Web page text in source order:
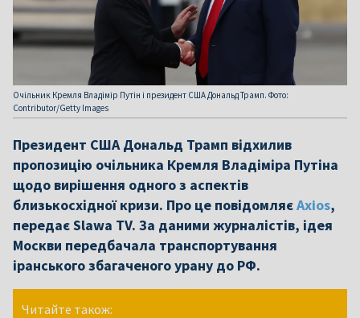
Очільник Кремля Владімір Путін і президент США Дональд Трамп. Фото:
Contributor/Getty Images
Президент США Дональд Трамп відхилив
пропозицію очільника Кремля Владімірa Путінa
щодо вирішення одного з аспектів
близькосхідної кризи. Про це повідомляєAxios,
передає Slawa TV. За даними журналістів, ідея
Москви передбачала транспортування
іранського збагаченого урану до РФ.
Читайте також: